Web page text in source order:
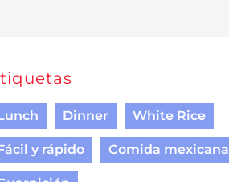
Dinner White Rice
y rápido Comida mexicana